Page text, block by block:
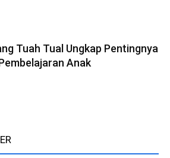
Tuah Tual Ungkap Pentingnya
Anak